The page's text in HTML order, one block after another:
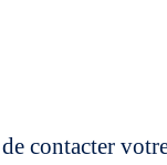
contacter